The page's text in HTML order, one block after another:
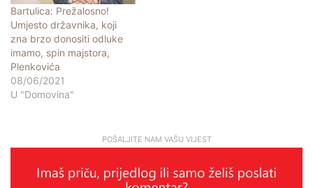
Bartulica: Prežalosno!
Umjesto državnika, koji
zna brzo donositi odluke
imamo, spin majstora,
Plenkovića
08/06/2021
U "Domovina"
POŠALJITE NAM VAŠU VIJEST